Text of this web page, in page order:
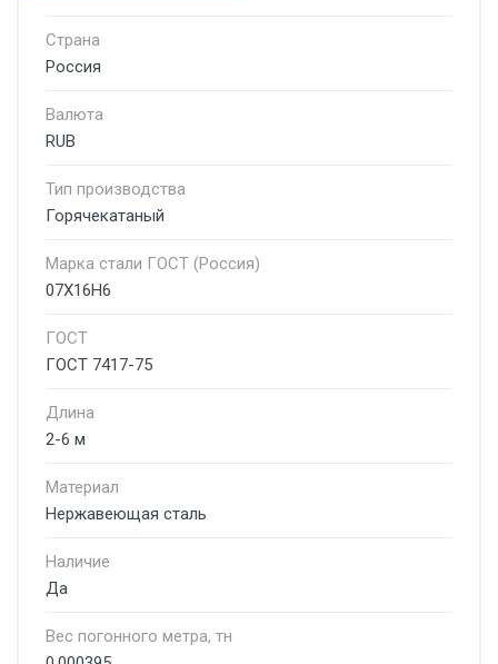
Страна
Россия
Валюта
RUB
Тип производства
Горячекатаный
Марка стали ГОСТ (Россия)
07Х16Н6
ГОСТ
ГОСТ 7417-75
Длина
2-6 м
Материал
Нержавеющая сталь
Наличие
Да
Вес погонного метра, тн